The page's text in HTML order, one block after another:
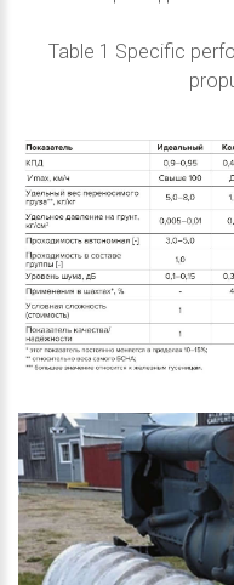
Table 1 Specific